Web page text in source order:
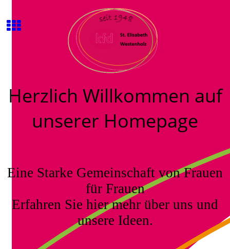
Herzlich Willkommen auf
unserer Homepage
Eine Starke Gemeinschaft von Frauen
für Frauen
Erfahren Sie hier mehr über uns und
unsere Ideen.